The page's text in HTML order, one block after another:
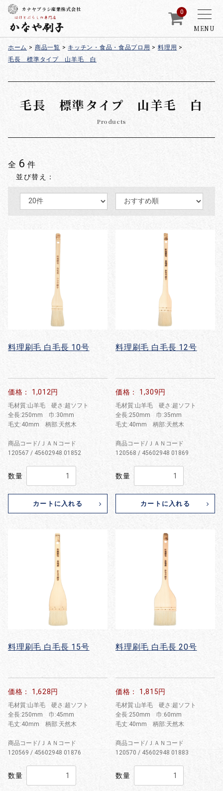
MENU
カナヤブラシ産業株式会社 0
ホーム > 商品一覧 > キッチン・食品・食品プロ用 > 料理用 >
毛長 標準タイプ 山羊毛 白
毛長 標準タイプ 山羊毛 白
Products
全 6 件
並び替え：
料理刷毛 白毛長 10号
価格： 1,012円
毛材質:山羊毛 硬さ:超ソフト
全長:250mm 巾:30mm
毛丈:40mm 柄部:天然木
商品コード/ＪＡＮコード
120567 / 45602948 01852
数量
カートに入れる
料理刷毛 白毛長 12号
価格： 1,309円
毛材質:山羊毛 硬さ:超ソフト
全長:250mm 巾:35mm
毛丈:40mm 柄部:天然木
商品コード/ＪＡＮコード
120568 / 45602948 01869
数量
カートに入れる
料理刷毛 白毛長 15号
価格： 1,628円
毛材質:山羊毛 硬さ:超ソフト
全長:250mm 巾:45mm
毛丈:40mm 柄部:天然木
商品コード/ＪＡＮコード
120569 / 45602948 01876
数量
料理刷毛 白毛長 20号
価格： 1,815円
毛材質:山羊毛 硬さ:超ソフト
全長:250mm 巾:60mm
毛丈:40mm 柄部:天然木
商品コード/ＪＡＮコード
120570 / 45602948 01883
数量